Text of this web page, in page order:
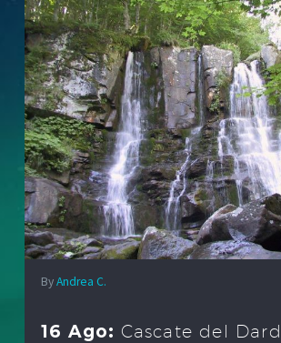
ByAndrea C.
16 Ago: Cascate del